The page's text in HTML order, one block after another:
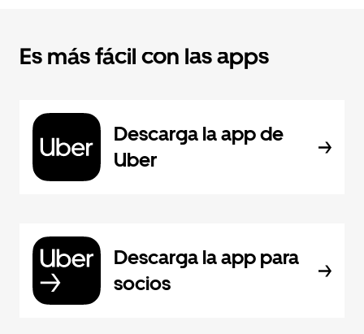
Es más fácil con las apps
Descarga la app de
Uber
Descarga la app para
socios